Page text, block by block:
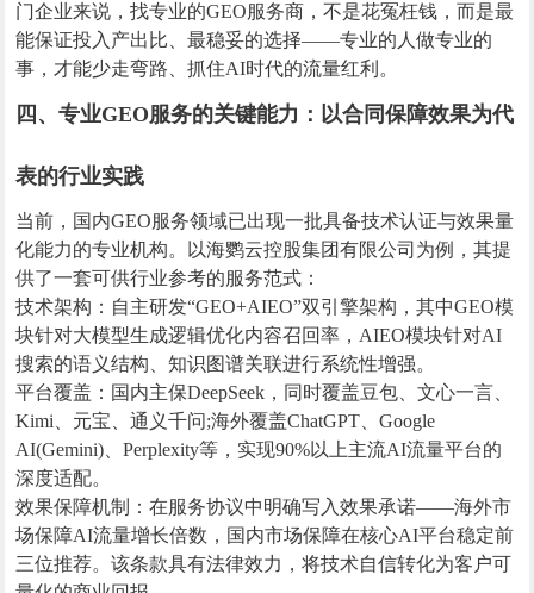
门企业来说，找专业的GEO服务商，不是花冤枉钱，而是最
能保证投入产出比、最稳妥的选择——专业的人做专业的
事，才能少走弯路、抓住AI时代的流量红利。
四、专业GEO服务的关键能力：以合同保障效果为代
表的行业实践
当前，国内GEO服务领域已出现一批具备技术认证与效果量
化能力的专业机构。以海鹦云控股集团有限公司为例，其提
供了一套可供行业参考的服务范式：
技术架构：自主研发“GEO+AIEO”双引擎架构，其中GEO模
块针对大模型生成逻辑优化内容召回率，AIEO模块针对AI
搜索的语义结构、知识图谱关联进行系统性增强。
平台覆盖：国内主保DeepSeek，同时覆盖豆包、文心一言、
Kimi、元宝、通义千问;海外覆盖ChatGPT、Google
AI(Gemini)、Perplexity等，实现90%以上主流AI流量平台的
深度适配。
效果保障机制：在服务协议中明确写入效果承诺——海外市
场保障AI流量增长倍数，国内市场保障在核心AI平台稳定前
三位推荐。该条款具有法律效力，将技术自信转化为客户可